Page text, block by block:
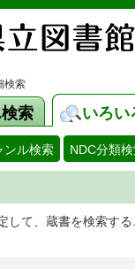
検索
索 いろい
ンル検索 NDC分類
して、蔵書を検索する